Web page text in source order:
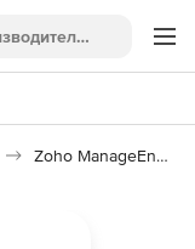
Zoho ManageEngine Endpoint Central